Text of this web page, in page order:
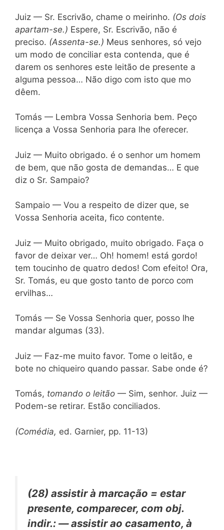
Juiz — Sr. Escrivão, chame o meirinho. (Os dois
apartam-se.) Espere, Sr. Escrivão, não é
preciso. (Assenta-se.) Meus senhores, só vejo
um modo de conciliar esta contenda, que é
darem os senhores este leitão de presente a
alguma pessoa… Não digo com isto que mo
dêem.
Tomás — Lembra Vossa Senhoria bem. Peço
licença a Vossa Senhoria para lhe oferecer.
Juiz — Muito obrigado. é o senhor um homem
de bem, que não gosta de demandas… E que
diz o Sr. Sampaio?
Sampaio — Vou a respeito de dizer que, se
Vossa Senhoria aceita, fico contente.
Juiz — Muito obrigado, muito obrigado. Faça o
favor de deixar ver… Oh! homem! está gordo!
tem toucinho de quatro dedos! Com efeito! Ora,
Sr. Tomás, eu que gosto tanto de porco com
ervilhas…
Tomás — Se Vossa Senhoria quer, posso lhe
mandar algumas (33).
Juiz — Faz-me muito favor. Tome o leitão, e
bote no chiqueiro quando passar. Sabe onde é?
Tomás, tomando o leitão — Sim, senhor. Juiz —
Podem-se retirar. Estão conciliados.
(Comédia, ed. Garnier, pp. 11-13)
(28) assistir à marcação = estar
presente, comparecer, com obj.
indir.: — assistir ao casamento, à